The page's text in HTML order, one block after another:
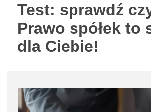
Test: sprawdź
Prawo spółek to
dla Ciebie!